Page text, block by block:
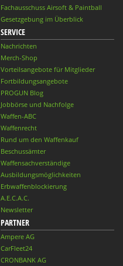
Fachausschuss Airsoft & Paintball
Gesetzgebung im Überblick
SERVICE
Nachrichten
Merch-Shop
Vorteilsangebote für Mitglieder
Fortbildungsangebote
PROGUN Blog
Jobbörse und Nachfolge
Waffen-ABC
Waffenrecht
Rund um den Waffenkauf
Beschussämter
Waffensachverständige
Ausbildungsmöglichkeiten
Erbwaffenblockierung
A.E.C.A.C.
Newsletter
PARTNER
Ampere AG
CarFleet24
CRONBANK AG